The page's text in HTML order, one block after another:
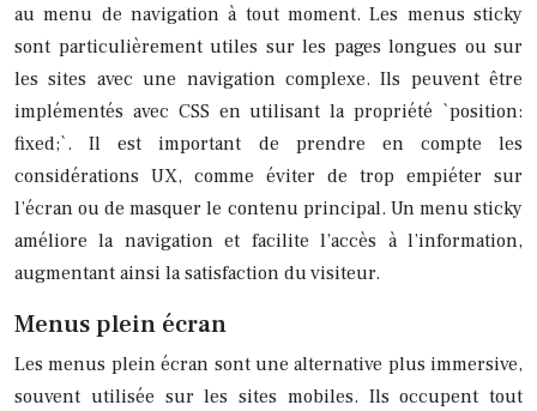
au menu de navigation à tout moment. Les menus sticky
sont particulièrement utiles sur les pages longues ou sur
les sites avec une navigation complexe. Ils peuvent être
implémentés avec CSS en utilisant la propriété `position:
fixed;`. Il est important de prendre en compte les
considérations UX, comme éviter de trop empiéter sur
l’écran ou de masquer le contenu principal. Un menu sticky
améliore la navigation et facilite l’accès à l’information,
augmentant ainsi la satisfaction du visiteur.
Menus plein écran
Les menus plein écran sont une alternative plus immersive,
souvent utilisée sur les sites mobiles. Ils occupent tout